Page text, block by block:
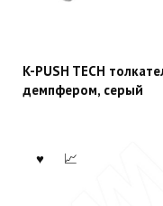
K-PUSH TECH
демпфером, серый